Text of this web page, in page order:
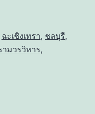
ฉะเชิงเทรา, ชลบุรี,
ามวรวิหาร,